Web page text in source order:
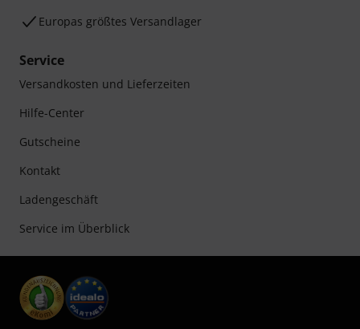
Europas größtes Versandlager
Service
Versandkosten und Lieferzeiten
Hilfe-Center
Gutscheine
Kontakt
Ladengeschäft
Service im Überblick